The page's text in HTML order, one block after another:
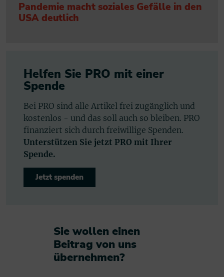
Pandemie macht soziales Gefälle in den
USA deutlich
Helfen Sie PRO mit einer
Spende
Bei PRO sind alle Artikel frei zugänglich und
kostenlos - und das soll auch so bleiben. PRO
finanziert sich durch freiwillige Spenden.
Unterstützen Sie jetzt PRO mit Ihrer
Spende.
Jetzt spenden
Sie wollen einen
Beitrag von uns
übernehmen?​